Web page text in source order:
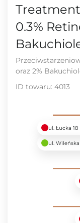
0.3%
oraz 2%
ID towaru: 4013
ul. Łucka 18
ul. Wileńska